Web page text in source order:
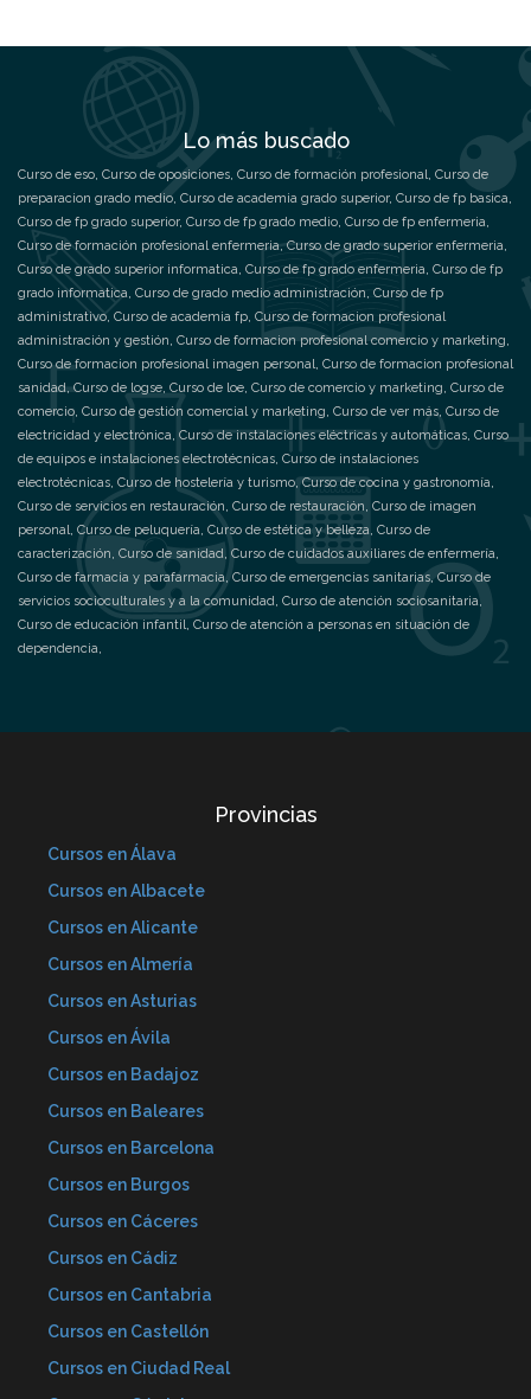
Lo más buscado
Curso de eso, Curso de oposiciones, Curso de formación profesional, Curso de
preparacion grado medio, Curso de academia grado superior, Curso de fp basica,
Curso de fp grado superior, Curso de fp grado medio, Curso de fp enfermeria,
Curso de formación profesional enfermeria,Curso de grado superior enfermeria,
Curso de grado superior informatica, Curso de fp grado enfermeria, Curso de fp
grado informatica, Curso de grado medio administración, Curso de fp
administrativo, Curso de academia fp, Curso de formacion profesional
administración y gestión, Curso de formacion profesional comercio y marketing,
Curso de formacion profesional imagen personal, Curso de formacion profesional
sanidad,Curso de logse, Curso de loe, Curso de comercio y marketing, Curso de
comercio, Curso de gestión comercial y marketing, Curso de ver más, Curso de
electricidad y electrónica, Curso de instalaciones eléctricas y automáticas, Curso
de equipos e instalaciones electrotécnicas, Curso de instalaciones
electrotécnicas, Curso de hostelería y turismo,Curso de cocina y gastronomía,
Curso de servicios en restauración, Curso de restauración, Curso de imagen
personal, Curso de peluquería, Curso de estética y belleza, Curso de
caracterización, Curso de sanidad, Curso de cuidados auxiliares de enfermería,
Curso de farmacia y parafarmacia,Curso de emergencias sanitarias,Curso de
servicios socioculturales y a la comunidad, Curso de atención sociosanitaria,
Curso de educación infantil, Curso de atención a personas en situación de
dependencia,
Provincias
Cursos en Álava
Cursos en Albacete
Cursos en Alicante
Cursos en Almería
Cursos en Asturias
Cursos en Ávila
Cursos en Badajoz
Cursos en Baleares
Cursos en Barcelona
Cursos en Burgos
Cursos en Cáceres
Cursos en Cádiz
Cursos en Cantabria
Cursos en Castellón
Cursos en Ciudad Real